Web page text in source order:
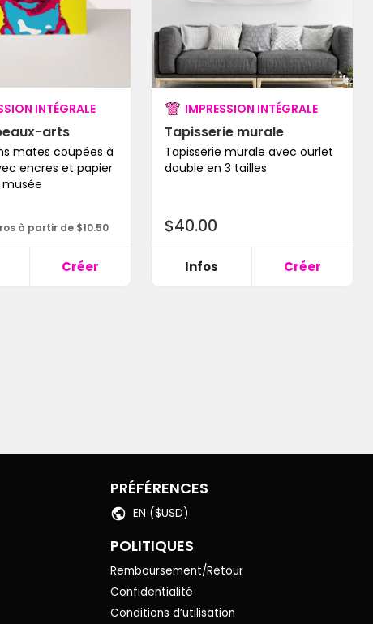
INTÉGRALE
arts
mates coupées à
encres et papier
à partir de $10.50
Créer
IMPRESSION INTÉGRALE
Tapisserie murale
Tapisserie murale avec ourlet
double en 3 tailles
$40.00
Infos Créer
PRÉFÉRENCES
EN ($USD)
POLITIQUES
Remboursement/Retour
Confidentialité
Conditions d’utilisation